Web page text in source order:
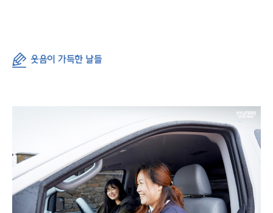
웃음이 가득한 날들